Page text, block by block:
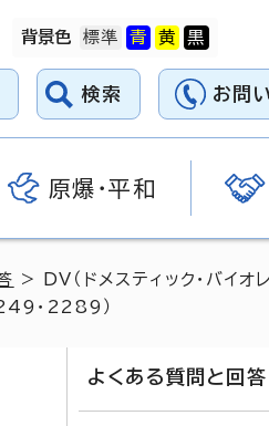
背景色
検索 お問
原爆・平和
> DV（ドメスティック・バイオ
・2289）
よくある質問と回答